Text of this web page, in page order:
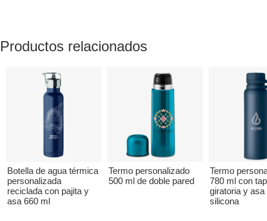
Productos relacionados
Botella de agua térmica
personalizada
reciclada con pajita y
asa 660 ml
Termo personalizado
500 ml de doble pared
Termo
780 ml con
giratoria y asa
silicona